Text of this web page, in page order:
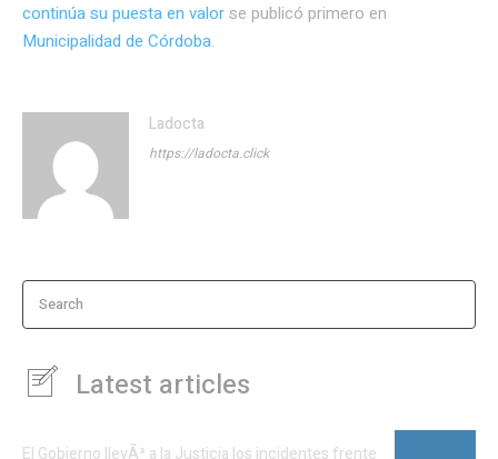
continúa su puesta en valorse publicó primero en
Municipalidad de Córdoba.
Ladocta
https://ladocta.click
Search
Latest articles
El Gobierno llevÃ³ a la Justicia los incidentes frente